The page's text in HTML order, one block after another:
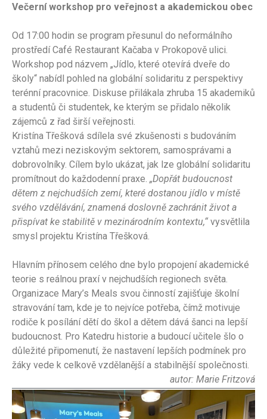
Večerní workshop pro veřejnost a akademickou obec
Od 17:00 hodin se program přesunul do neformálního
prostředí Café Restaurant Kačaba v Prokopově ulici.
Workshop pod názvem „Jídlo, které otevírá dveře do
školy“ nabídl pohled na globální solidaritu z perspektivy
terénní pracovnice. Diskuse přilákala zhruba 15 akademiků
a studentů či studentek, ke kterým se přidalo několik
zájemců z řad širší veřejnosti.
Kristína Třešková sdílela své zkušenosti s budováním
vztahů mezi neziskovým sektorem, samosprávami a
dobrovolníky. Cílem bylo ukázat, jak lze globální solidaritu
promítnout do každodenní praxe. „Dopřát budoucnost
dětem z nejchudších zemí, které dostanou jídlo v místě
svého vzdělávání, znamená doslovně zachránit život a
přispívat ke stabilitě v mezinárodním kontextu,“vysvětlila
smysl projektu Kristína Třešková.
Hlavním přínosem celého dne bylo propojení akademické
teorie s reálnou praxí v nejchudších regionech světa.
Organizace Mary’s Meals svou činností zajišťuje školní
stravování tam, kde je to nejvíce potřeba, čímž motivuje
rodiče k posílání dětí do škol a dětem dává šanci na lepší
budoucnost. Pro Katedru historie a budoucí učitele šlo o
důležité připomenutí, že nastavení lepších podmínek pro
žáky vede k celkově vzdělanější a stabilnější společnosti.
autor: Marie Fritzová